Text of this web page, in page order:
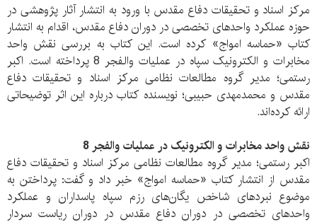
مرکز اسناد و تحقیقات دفاع مقدس با ورود به انتشار آثار پژوهشی در
حوزه عملکرد واحدهای تخصصی در دوران دفاع مقدس، اقدام به انتشار
کتاب «حماسه امواج» کرده است. این کتاب به بررسی نقش واحد
مخابرات و الکترونیک سپاه در عملیات والفجر 8 پرداخته است. اکبر
رستمی؛ مدیر گروه مطالعات نظامی مرکز اسناد و تحقیقات دفاع
مقدس و محمدمهدی حبیبی؛ نویسنده کتاب درباره این اثر توضیحاتی
ارائه کرده‌اند.
نقش واحد مخابرات و الکترونیک در عملیات والفجر 8
اکبر رستمی؛ مدیر گروه مطالعات نظامی مرکز اسناد و تحقیقات دفاع
مقدس از انتشار کتاب «حماسه امواج» خبر داد و گفت: پرداختن به
موضوع نبردهای شاخص یگان‌های رزم سپاه پاسداران و عملکرد
واحدهای تخصصی در دوران دفاع مقدس در دوران ریاست سردار